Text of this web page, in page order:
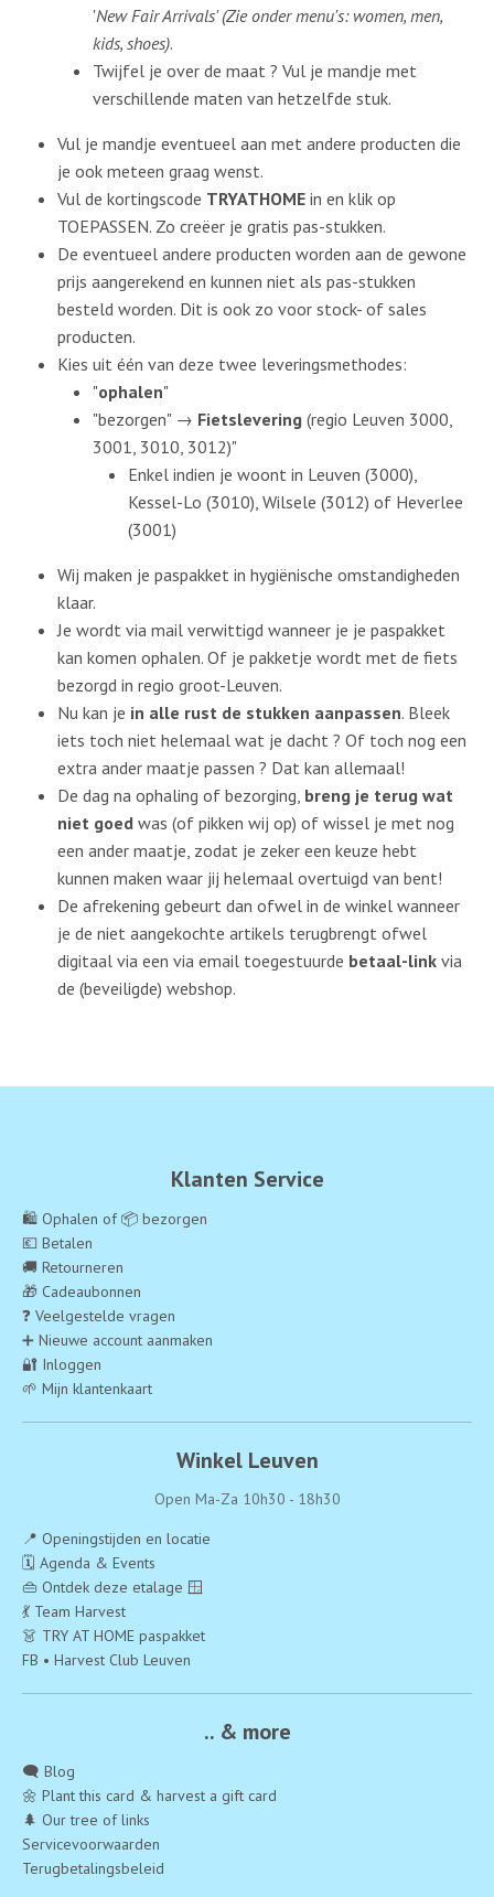
'New Fair Arrivals' (Zie onder menu's: women, men,
kids, shoes).
Twijfel je over de maat ? Vul je mandje met
verschillende maten van hetzelfde stuk.
Vul je mandje eventueel aan met andere producten die
je ook meteen graag wenst.
Vul de kortingscode TRYATHOME in en klik op
TOEPASSEN. Zo creëer je gratis pas-stukken.
De eventueel andere producten worden aan de gewone
prijs aangerekend en kunnen niet als pas-stukken
besteld worden. Dit is ook zo voor stock- of sales
producten.
Kies uit één van deze twee leveringsmethodes:
"ophalen"
"bezorgen" → Fietslevering (regio Leuven 3000,
3001, 3010, 3012)"
Enkel indien je woont in Leuven (3000),
Kessel-Lo (3010), Wilsele (3012) of Heverlee
(3001)
Wij maken je paspakket in hygiënische omstandigheden
klaar.
Je wordt via mail verwittigd wanneer je je paspakket
kan komen ophalen. Of je pakketje wordt met de fiets
bezorgd in regio groot-Leuven.
Nu kan je in alle rust de stukken aanpassen. Bleek
iets toch niet helemaal wat je dacht ? Of toch nog een
extra ander maatje passen ? Dat kan allemaal!
De dag na ophaling of bezorging, breng je terug wat
niet goed was (of pikken wij op) of wissel je met nog
een ander maatje, zodat je zeker een keuze hebt
kunnen maken waar jij helemaal overtuigd van bent!
De afrekening gebeurt dan ofwel in de winkel wanneer
je de niet aangekochte artikels terugbrengt ofwel
digitaal via een via email toegestuurde betaal-link via
de (beveiligde) webshop.
Klanten Service
🛍️ Ophalen of 📦 bezorgen
💶 Betalen
🚚 Retourneren
🎁 Cadeaubonnen
❓ Veelgestelde vragen
➕ Nieuwe account aanmaken
🔐 Inloggen
🌱 Mijn klantenkaart
Winkel Leuven
Open Ma-Za 10h30 - 18h30
📍 Openingstijden en locatie
🗓️ Agenda & Events
👜 Ontdek deze etalage 🪟
💃 Team Harvest
👗 TRY AT HOME paspakket
FB • Harvest Club Leuven
.. & more
🗨️ Blog
🌼 Plant this card & harvest a gift card
🌲 Our tree of links
Servicevoorwaarden
Terugbetalingsbeleid